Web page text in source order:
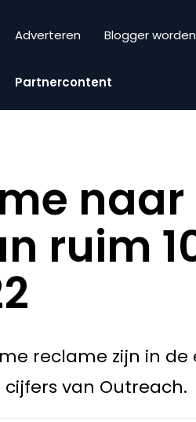
Adverteren Blogger worden
Partnercontent
naar
ruim
reclame zijn in de
van Outreach.